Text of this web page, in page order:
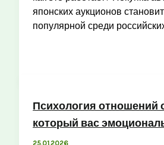
японских аукционов
популярной среди
Психология отношений
который вас
25.01.2026